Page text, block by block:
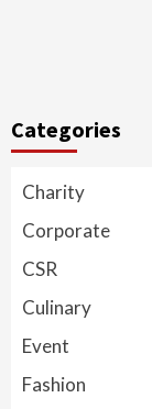
Categories
Charity
Corporate
CSR
Culinary
Event
Fashion